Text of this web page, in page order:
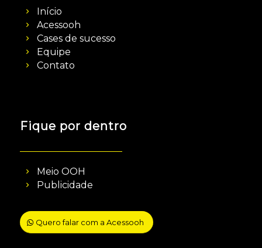
Início
Acessooh
Cases de sucesso
Equipe
Contato
Fique por dentro
Meio OOH
Publicidade
Quero falar com a Acessooh